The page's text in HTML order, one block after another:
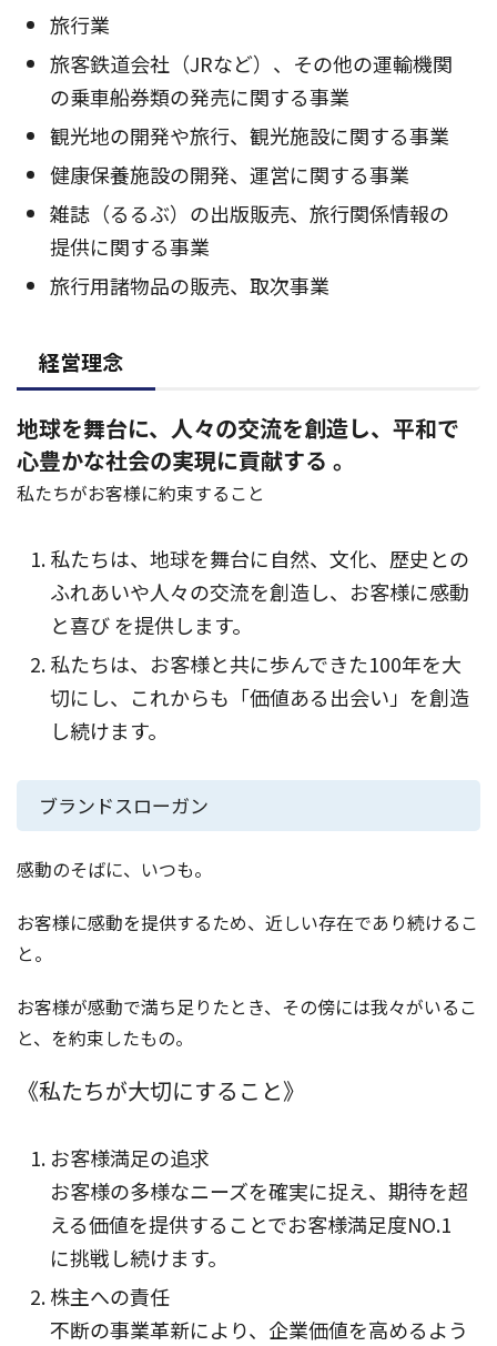
旅行業
旅客鉄道会社（JRなど）、その他の運輸機関
の乗車船券類の発売に関する事業
観光地の開発や旅行、観光施設に関する事業
健康保養施設の開発、運営に関する事業
雑誌（るるぶ）の出版販売、旅行関係情報の
提供に関する事業
旅行用諸物品の販売、取次事業
経営理念
地球を舞台に、人々の交流を創造し、平和で
心豊かな社会の実現に貢献する 。
私たちがお客様に約束すること
私たちは、地球を舞台に自然、文化、歴史との
ふれあいや人々の交流を創造し、お客様に感動
と喜び を提供します。
私たちは、お客様と共に歩んできた100年を大
切にし、これからも「価値ある出会い」を創造
し続けます。
ブランドスローガン
感動のそばに、いつも。
お客様に感動を提供するため、近しい存在であり続けるこ
と。
お客様が感動で満ち足りたとき、その傍には我々がいるこ
と、を約束したもの。
《私たちが大切にすること》
お客様満足の追求
お客様の多様なニーズを確実に捉え、期待を超
える価値を提供することでお客様満足度NO.1
に挑戦し続けます。
株主への責任
不断の事業革新により、企業価値を高めるよう